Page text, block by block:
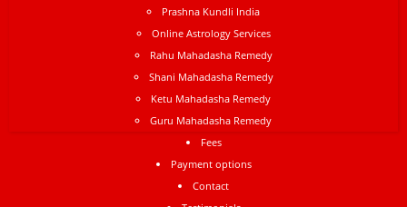
Prashna Kundli India
Online Astrology Services
Rahu Mahadasha Remedy
Shani Mahadasha Remedy
Ketu Mahadasha Remedy
Guru Mahadasha Remedy
Fees
Payment options
Contact